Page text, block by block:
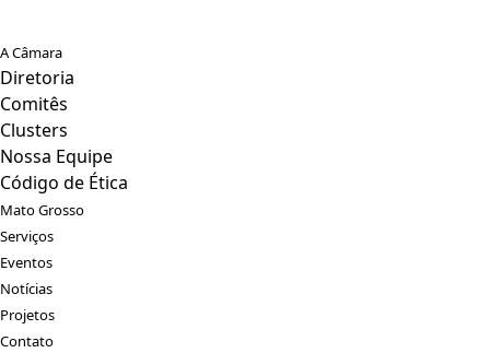
A Câmara
Diretoria
Comitês
Clusters
Nossa Equipe
Código de Ética
Mato Grosso
Serviços
Eventos
Notícias
Projetos
Contato